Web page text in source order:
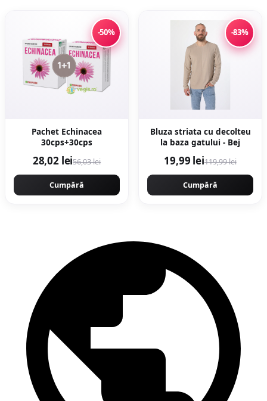
-50%
Pachet Echinacea
30cps+30cps
28,02 lei56,03 lei
Cumpără
-83%
Bluza striata cu decolteu
la baza gatului - Bej
19,99 lei119,99 lei
Cumpără